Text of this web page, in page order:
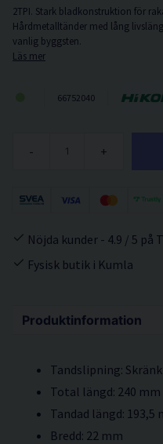
Produktinformation
Tandslipning:
Total längd: 240 mm
Tandad längd: 193,5
Bredd: 22 mm
2TPI. Stark bladkonstruktion för
Hårdmetalltänder med lång
vanlig byggsten.
Läs mer
66752040
- +
Nöjda kunder - 4.9 / 5 på
Fysisk butik i Kumla